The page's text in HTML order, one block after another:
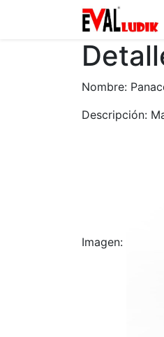
Nombre:
Descripción:
Imagen: